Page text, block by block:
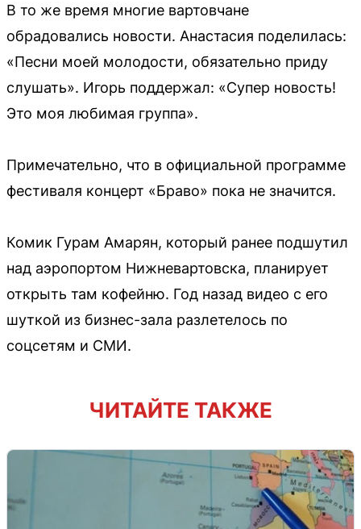
В то же время многие вартовчане
обрадовались новости. Анастасия поделилась:
«Песни моей молодости, обязательно приду
слушать». Игорь поддержал: «Супер новость!
Это моя любимая группа».
Примечательно, что в официальной программе
фестиваля концерт «Браво» пока не значится.
Комик Гурам Амарян, который ранее подшутил
над аэропортом Нижневартовска, планирует
открыть там кофейню. Год назад видео с его
шуткой из бизнес-зала разлетелось по
соцсетям и СМИ.
ЧИТАЙТЕ ТАКЖЕ